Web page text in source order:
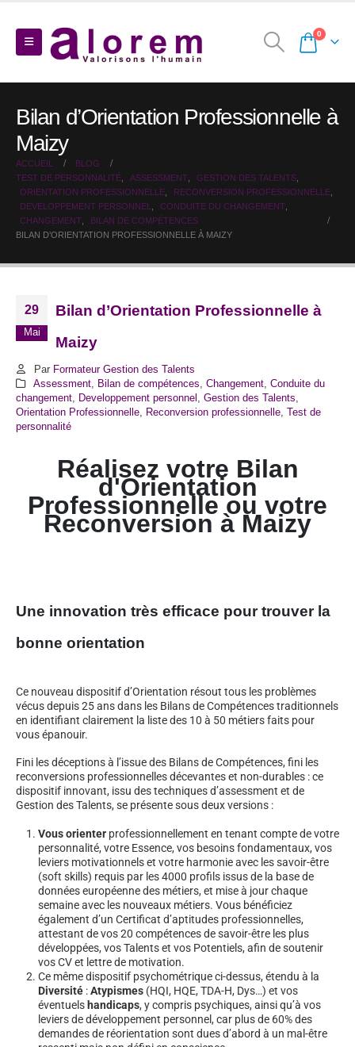
0
Bilan d’Orientation Professionnelle à
Maizy
ACCUEIL
BLOG
TEST DE PERSONNALITÉ
ASSESSMENT GESTION DES TALENTS
ORIENTATION PROFESSIONNELLE
RECONVERSION PROFESSIONNELLE
DEVELOPPEMENT PERSONNEL
CONDUITE DU CHANGEMENT
CHANGEMENT
BILAN DE COMPÉTENCES
BILAN D’ORIENTATION PROFESSIONNELLE À MAIZY
29
Mai
Bilan d’Orientation Professionnelle à
Maizy
Par Formateur Gestion des Talents
Assessment, Bilan de compétences Changement, Conduite du
changement
Developpement personnel Gestion des Talents
Orientation Professionnelle
Reconversion professionnelle Test de
personnalité
Réalisez votre Bilan
d'Orientation
Professionnelle ou votre
Reconversion à Maizy
Une innovation très efficace pour trouver la
bonne orientation
Ce nouveau dispositif d’Orientation résout tous les problèmes
vécus depuis 25 ans dans les Bilans de Compétences traditionnels
en identifiant clairement la liste des 10 à 50 métiers faits pour
vous épanouir.
Fini les déceptions à l’issue des Bilans de Compétences, fini les
reconversions professionnelles décevantes et non-durables : ce
dispositif innovant, issu des techniques d’assessment et de
Gestion des Talents, se présente sous deux versions :
Vous orienter professionnellement en tenant compte de votre
personnalité, votre Essence, vos besoins fondamentaux, vos
leviers motivationnels et votre harmonie avec les savoir-être
(soft skills) requis par les 4000 profils issus de la base de
données européenne des métiers, et mise à jour chaque
semaine avec les nouveaux métiers. Vous bénéficiez
également d’un Certificat d’aptitudes professionnelles,
attestant de vos 20 compétences de savoir-être les plus
développées, vos Talents et vos Potentiels, afin de soutenir
vos CV et lettre de motivation.
Ce même dispositif psychométrique ci-dessus, étendu à la
Diversité :Atypismes (HQI, HQE, TDA-H, Dys…) et vos
éventuels handicaps, y compris psychiques, ainsi qu’à vos
leviers de développement personnel, car plus de 60% des
demandes de réorientation sont dues d’abord à un mal-être